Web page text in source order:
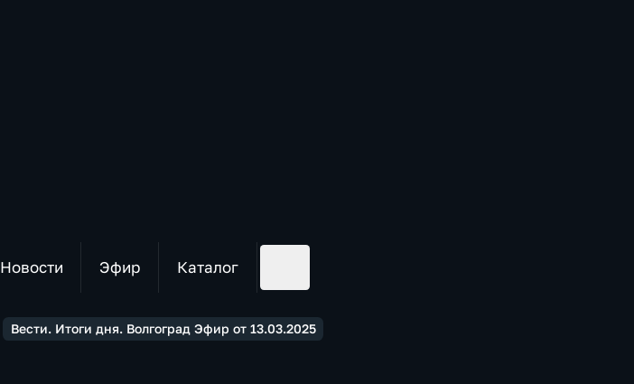
Новости Эфир Каталог
Вести. Итоги дня. Волгоград Эфир от 13.03.2025